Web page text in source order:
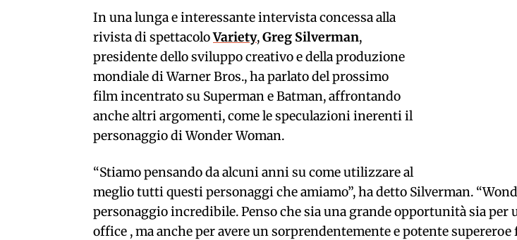
In una lunga e interessante intervista concessa alla
rivista di spettacoloVariety,Greg Silverman,
presidente dello sviluppo creativo e della produzione
mondiale di Warner Bros., ha parlato del prossimo
film incentrato su Superman e Batman, affrontando
anche altri argomenti, come le speculazioni inerenti il
personaggio di Wonder Woman.
“Stiamo pensando da alcuni anni su come utilizzare al
meglio tutti questi personaggi che amiamo”, ha detto Silverman.
personaggio incredibile.Penso che sia una grande opportunità sia per
office , ma anche per avere un sorprendentemente e potente